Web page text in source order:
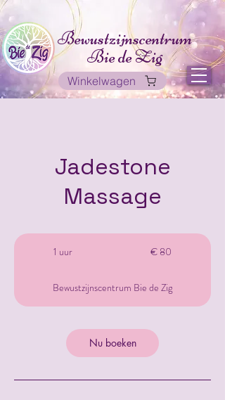
Bewustzijnscentrum
Bie de Zig
Winkelwagen
Jadestone
Massage
1 uur € 80
Bewustzijnscentrum Bie de Zig
Nu boeken